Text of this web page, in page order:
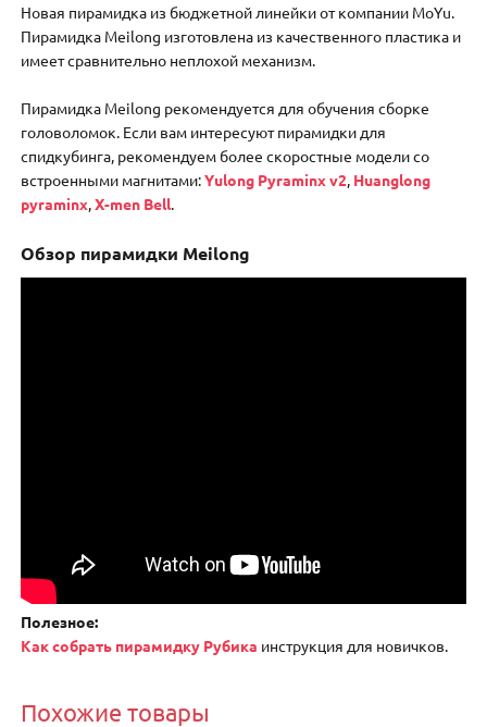
Новая пирамидка из бюджетной линейки от компании MoYu.
Пирамидка Meilong изготовлена из качественного пластика и
имеет сравнительно неплохой механизм.
Пирамидка Meilong рекомендуется для обучения сборке
головоломок. Если вам интересуют пирамидки для
спидкубинга, рекомендуем более скоростные модели со
встроенными магнитами:Yulong Pyraminx v2, Huanglong
pyraminx,X-men Bell.
Обзор пирамидки Meilong
Полезное:
Как собрать пирамидку Рубика инструкция для новичков.
Похожие товары